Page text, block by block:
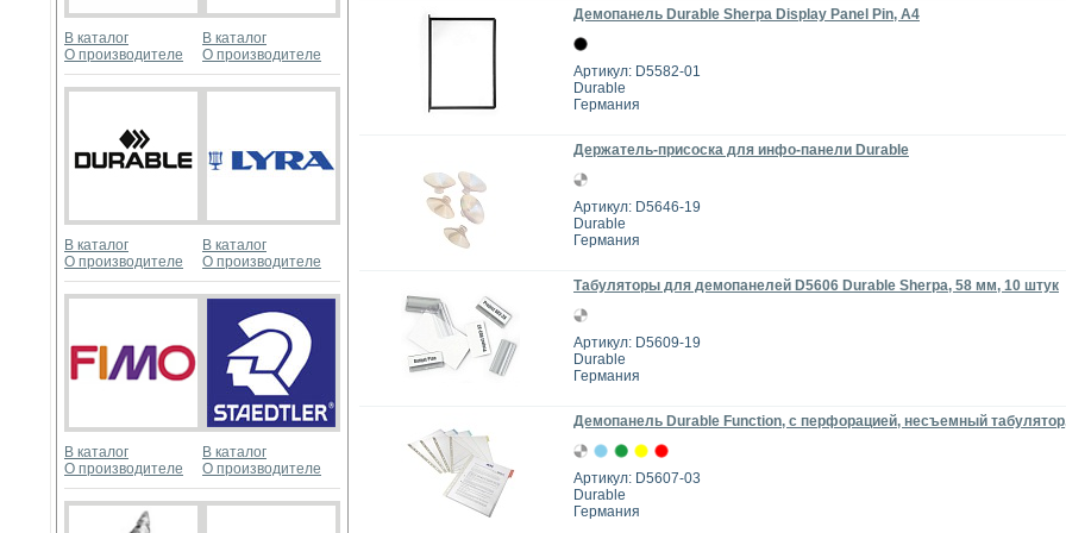
В каталог
О производителе
В каталог
О производителе
В каталог
О производителе
В каталог
О производителе
В каталог
О производителе
В каталог
О производителе
Демопанель Durable Sherpa Display Panel Pin, A4
Артикул: D5582-01
Durable
Германия
Держатель-присоска для инфо-панели Durable
Артикул: D5646-19
Durable
Германия
Табуляторы для демопанелей D5606 Durable Sherpa, 58 мм, 10 штук
Артикул: D5609-19
Durable
Германия
Демопанель Durable Function, с перфорацией, несъемный
Артикул: D5607-03
Durable
Германия